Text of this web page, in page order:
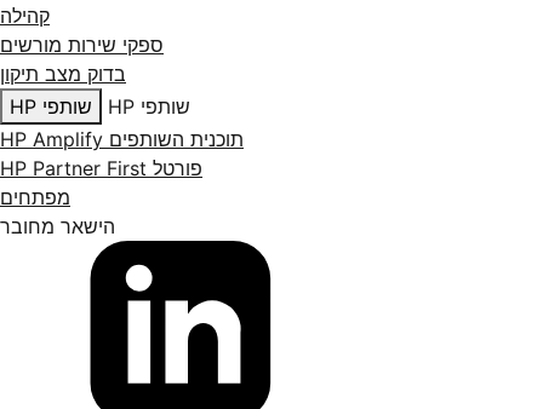
קהילה
ספקי שירות מורשים
בדוק מצב תיקון
שותפי HP
שותפי HP
תוכנית השותפים HP Amplify
פורטל HP Partner First
מפתחים
הישאר מחובר